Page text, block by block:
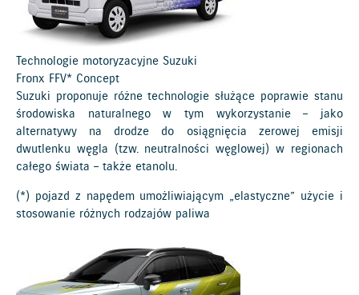
Technologie motoryzacyjne Suzuki
Fronx FFV* Concept
Suzuki proponuje różne technologie służące poprawie stanu
środowiska naturalnego w tym wykorzystanie – jako
alternatywy na drodze do osiągnięcia zerowej emisji
dwutlenku węgla (tzw. neutralności węglowej) w regionach
całego świata – także etanolu.
(*) pojazd z napędem umożliwiającym „elastyczne” użycie i
stosowanie różnych rodzajów paliwa